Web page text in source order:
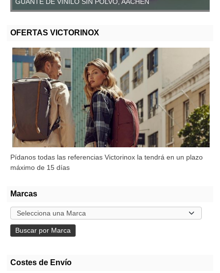
OFERTAS VICTORINOX
Pídanos todas las referencias Victorinox la tendrá en un plazo
máximo de 15 días
Marcas
Costes de Envío